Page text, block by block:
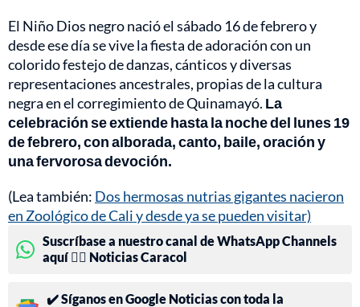
El Niño Dios negro nació el sábado 16 de febrero y
desde ese día se vive la fiesta de adoración con un
colorido festejo de danzas, cánticos y diversas
representaciones ancestrales, propias de la cultura
negra en el corregimiento de Quinamayó. La
celebración se extiende hasta la noche del lunes 19
de febrero, con alborada, canto, baile, oración y
una fervorosa devoción.
(Lea también: Dos hermosas nutrias gigantes nacieron
en Zoológico de Cali y desde ya se pueden visitar)
Suscríbase a nuestro canal de WhatsApp Channels
aquí 👉🏻 Noticias Caracol
✔️ Síganos en Google Noticias con toda la